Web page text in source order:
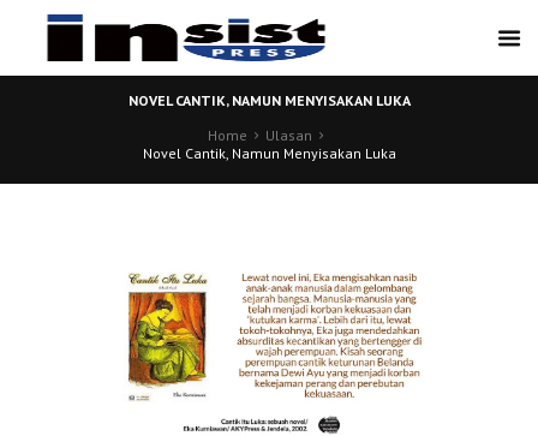
NOVEL CANTIK, NAMUN MENYISAKAN LUKA
Home
Ulasan
Novel Cantik, Namun Menyisakan Luka